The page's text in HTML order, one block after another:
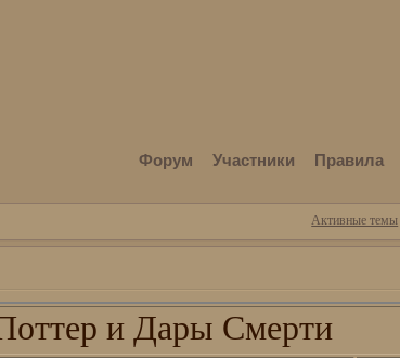
Форум Участники Правила
Активные темы
и Дары Смерти